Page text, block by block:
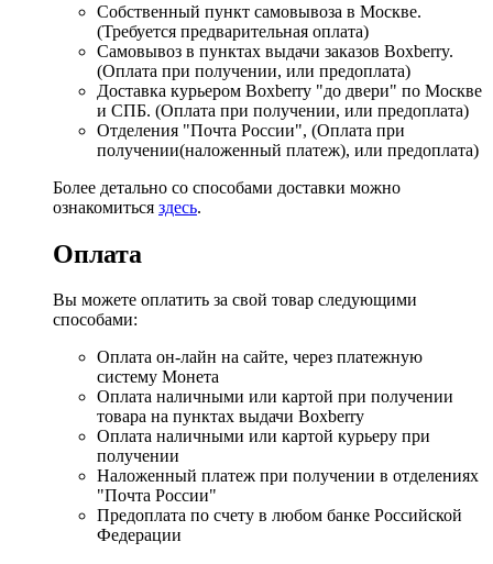
Собственный пункт самовывоза в Москве.
(Требуется предварительная оплата)
Самовывоз в пунктах выдачи заказов Boxberry.
(Оплата при получении, или предоплата)
Доставка курьером Boxberry "до двери" по Москве
и СПБ. (Оплата при получении, или предоплата)
Отделения "Почта России", (Оплата при
получении(наложенный платеж), или предоплата)
Более детально со способами доставки можно
ознакомиться здесь.
Оплата
Вы можете оплатить за свой товар следующими
способами:
Оплата он-лайн на сайте, через платежную
систему Монета
Оплата наличными или картой при получении
товара на пунктах выдачи Boxberry
Оплата наличными или картой курьеру при
получении
Наложенный платеж при получении в отделениях
"Почта России"
Предоплата по счету в любом банке Российской
Федерации